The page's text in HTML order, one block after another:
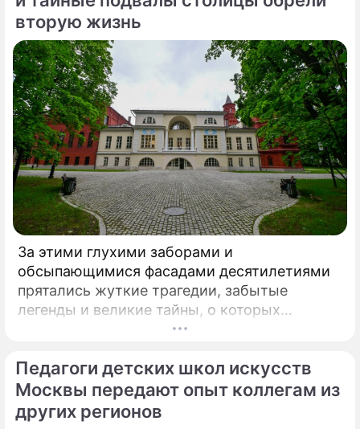
вторую жизнь
За этими глухими заборами и
обсыпающимися фасадами десятилетиями
прятались жуткие трагедии, забытые
легенды и великие тайны, о которых
миллионы прохожих даже не догадывались.
Педагоги детских школ искусств
Москвы передают опыт коллегам из
других регионов